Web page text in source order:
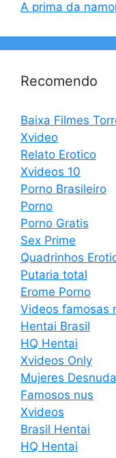
A prima da
Recomendo
Baixa Filmes
Xvideo
Relato Erotico
Xvideos 10
Porno Brasileiro
Porno
Porno Gratis
Sex Prime
Quadrinhos
Putaria total
Erome Porno
Videos famosas
Hentai Brasil
HQ Hentai
Xvideos Only
Mujeres
Famosos nus
Xvideos
Brasil Hentai
HQ Hentai